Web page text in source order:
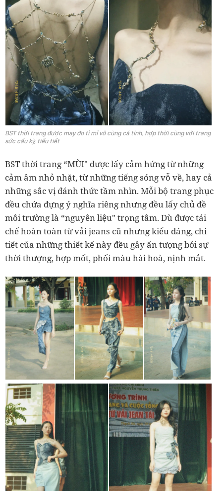
BST thời trang được may đo tỉ mỉ vô cùng cá tính, hợp thời cùng với trang
sức cầu kỳ, tiểu tiết
BST thời trang “MÙI" được lấy cảm hứng từ những
cảm âm nhỏ nhặt, từ những tiếng sóng vỗ về, hay cả
những sắc vị đánh thức tầm nhìn. Mỗi bộ trang phục
đều chứa đựng ý nghĩa riêng nhưng đều lấy chủ đề
môi trường là “nguyên liệu" trọng tâm. Dù được tái
chế hoàn toàn từ vải jeans cũ nhưng kiểu dáng, chi
tiết của những thiết kế này đều gây ấn tượng bởi sự
thời thượng, hợp mốt, phối màu hài hoà, nịnh mắt.